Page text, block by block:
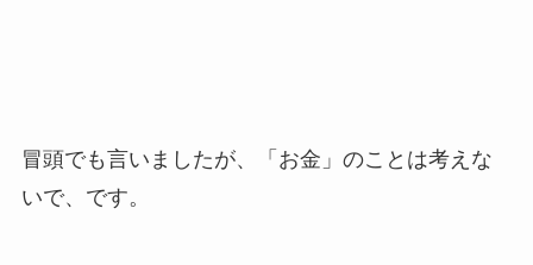
冒頭でも言いましたが、「お金」のことは考えな
いで、です。